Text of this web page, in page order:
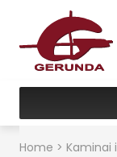
Home > Kaminai